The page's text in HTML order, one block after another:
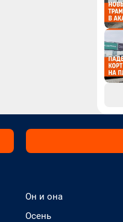
Он и она
Осень